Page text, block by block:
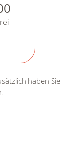
haben Sie